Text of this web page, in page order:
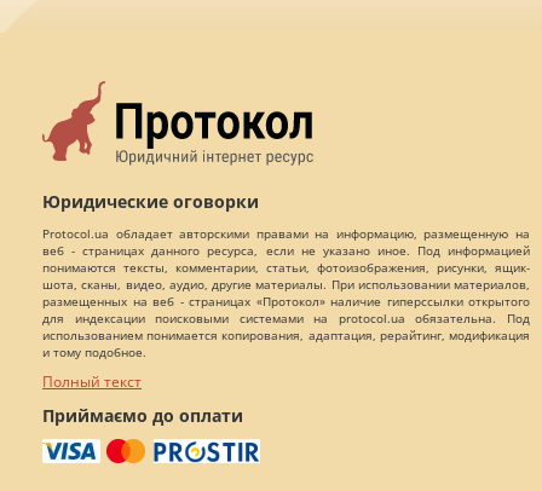
Юридические оговорки
Protocol.ua обладает авторскими правами на информацию, размещенную на
веб - страницах данного ресурса, если не указано иное. Под информацией
понимаются тексты, комментарии, статьи, фотоизображения, рисунки, ящик-
шота, сканы, видео, аудио, другие материалы. При использовании материалов,
размещенных на веб - страницах «Протокол» наличие гиперссылки открытого
для индексации поисковыми системами на protocol.ua обязательна. Под
использованием понимается копирования, адаптация, рерайтинг, модификация
и тому подобное.
Полный текст
Приймаємо до оплати